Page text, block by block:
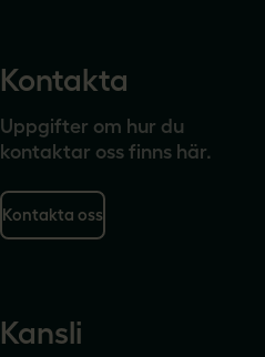
Kontakta
Uppgifter om hur du
kontaktar oss finns här.
Kontakta oss
Kansli